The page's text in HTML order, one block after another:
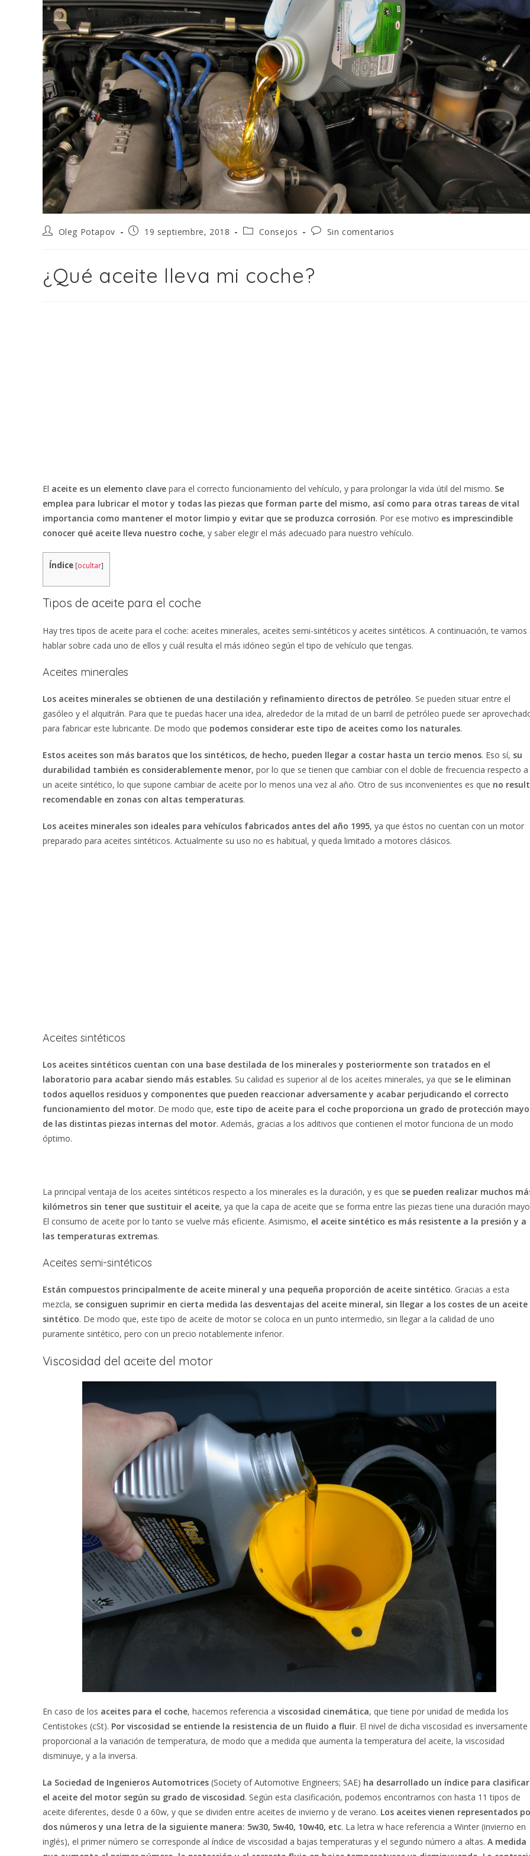
Oleg Potapov 19 septiembre, 2018 Consejos Sin comentarios
¿Qué aceite lleva mi coche?
El aceite es un elemento clave para el correcto funcionamiento del vehículo, y para prolongar la vida útil del mismo. Se
emplea para lubricar el motor y todas las piezas que forman parte del mismo, así como para otras tareas de vital
importancia como mantener el motor limpio y evitar que se produzca corrosión. Por ese motivo es imprescindible
conocer qué aceite lleva nuestro coche, y saber elegir el más adecuado para nuestro vehículo.
Índice [ocultar]
Tipos de aceite para el coche
Hay tres tipos de aceite para el coche: aceites minerales, aceites semi-sintéticos y aceites sintéticos. A continuación, te vamos
hablar sobre cada uno de ellos y cuál resulta el más idóneo según el tipo de vehículo que tengas.
Aceites minerales
Los aceites minerales se obtienen de una destilación y refinamiento directos de petróleo. Se pueden situar entre el
gasóleo y el alquitrán. Para que te puedas hacer una idea, alrededor de la mitad de un barril de petróleo puede ser
para fabricar este lubricante. De modo que podemos considerar este tipo de aceites como los naturales.
Estos aceites son más baratos que los sintéticos, de hecho, pueden llegar a costar hasta un tercio menos. Eso sí, su
durabilidad también es considerablemente menor, por lo que se tienen que cambiar con el doble de frecuencia respecto a
un aceite sintético, lo que supone cambiar de aceite por lo menos una vez al año. Otro de sus inconvenientes es que no
recomendable en zonas con altas temperaturas.
Los aceites minerales son ideales para vehículos fabricados antes del año 1995, ya que éstos no cuentan con un motor
preparado para aceites sintéticos. Actualmente su uso no es habitual, y queda limitado a motores clásicos.
Aceites sintéticos
Los aceites sintéticos cuentan con una base destilada de los minerales y posteriormente son tratados en el
laboratorio para acabar siendo más estables. Su calidad es superior al de los aceites minerales, ya que se le eliminan
todos aquellos residuos y componentes que pueden reaccionar adversamente y acabar perjudicando el correcto
funcionamiento del motor. De modo que, este tipo de aceite para el coche proporciona un grado de protección
de las distintas piezas internas del motor. Además, gracias a los aditivos que contienen el motor funciona de un modo
óptimo.
La principal ventaja de los aceites sintéticos respecto a los minerales es la duración, y es que se pueden realizar muchos
kilómetros sin tener que sustituir el aceite, ya que la capa de aceite que se forma entre las piezas tiene una duración
El consumo de aceite por lo tanto se vuelve más eficiente. Asimismo, el aceite sintético es más resistente a la presión y a
las temperaturas extremas.
Aceites semi-sintéticos
Están compuestos principalmente de aceite mineral y una pequeña proporción de aceite sintético. Gracias a esta
mezcla, se consiguen suprimir en cierta medida las desventajas del aceite mineral, sin llegar a los costes de un aceite
sintético. De modo que, este tipo de aceite de motor se coloca en un punto intermedio, sin llegar a la calidad de uno
puramente sintético, pero con un precio notablemente inferior.
Viscosidad del aceite del motor
En caso de los aceites para el coche, hacemos referencia a viscosidad cinemática, que tiene por unidad de medida los
Centistokes (cSt). Por viscosidad se entiende la resistencia de un fluido a fluir. El nivel de dicha viscosidad es inversamente
proporcional a la variación de temperatura, de modo que a medida que aumenta la temperatura del aceite, la viscosidad
disminuye, y a la inversa.
La Sociedad de Ingenieros Automotrices (Society of Automotive Engineers; SAE) ha desarrollado un índice para clasificar
el aceite del motor según su grado de viscosidad. Según esta clasificación, podemos encontrarnos con hasta 11 tipos de
aceite diferentes, desde 0 a 60w, y que se dividen entre aceites de invierno y de verano. Los aceites vienen representados
dos números y una letra de la siguiente manera: 5w30, 5w40, 10w40, etc. La letra w hace referencia a Winter (invierno en
inglés), el primer número se corresponde al índice de viscosidad a bajas temperaturas y el segundo número a altas. A medida